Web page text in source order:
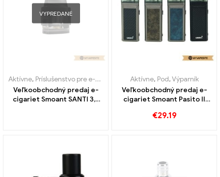
VYPREDANÉ
Aktívne, Príslušenstvo pre e-cigarety
Výparník
Veľkoobchodný predaj e-
cigariet Smoant SANTI 3,5
Aktívne, Pod,Výparník
Veľkoobchodný predaj e-
cigariet Smoant Pasito II
€29.19